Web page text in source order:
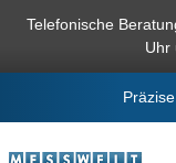
springen
Telefonische
Uhr